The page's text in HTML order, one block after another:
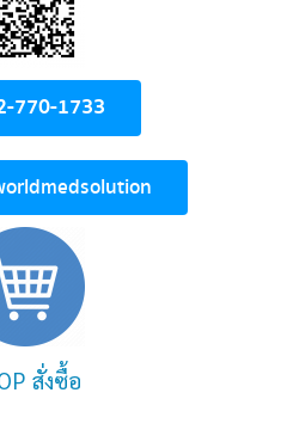
770-1733
สั่งซื้อ